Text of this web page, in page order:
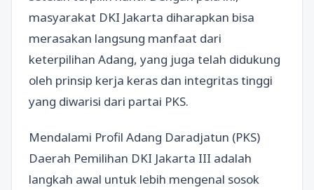
masyarakat DKI Jakarta diharapkan bisa
merasakan langsung manfaat dari
keterpilihan Adang, yang juga telah didukung
oleh prinsip kerja keras dan integritas tinggi
yang diwarisi dari partai PKS.
Mendalami Profil Adang Daradjatun (PKS)
Daerah Pemilihan DKI Jakarta III adalah
langkah awal untuk lebih mengenal sosok